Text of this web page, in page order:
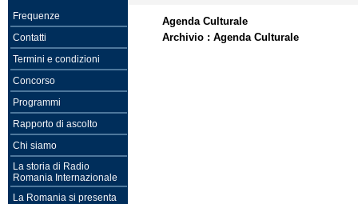
Frequenze
Contatti
Termini e condizioni
Concorso
Programmi
Rapporto di ascolto
Chi siamo
La storia di Radio
Romania Internazionale
La Romania si presenta
Agenda Culturale
Archivio : Agenda Culturale